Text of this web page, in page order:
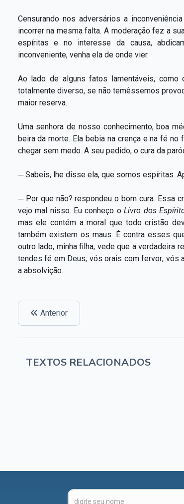
Censurando nos adversários a
incorrer na mesma falta. A moderação fez a
espíritas e no interesse da causa,
inconveniente, venha ela de onde vier.
Ao lado de alguns fatos lamentáveis, como
totalmente diverso, se não temêssemos
maior reserva.
Uma senhora de nosso conhecimento, boa
beira da morte. Ela bebia na crença e na fé
chegar sem medo. A seu pedido, o cura da
─ Sabeis, lhe disse ela, que somos espíritas.
─ Por que não? respondeu o bom cura. Essa
vejo mal nisso. Eu conheço oLivro dos
mas ele contém a moral que todo cristão
também existem os maus. É contra esses
outro lado, minha filha, vede que a verdadeira
tendes fé em Deus; vós orais com fervor; vós
a absolvição.
Anterior
TEXTOS RELACIONADOS